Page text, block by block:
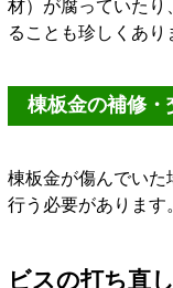
材）が腐っていたり
ることも珍しくあり
棟板金の補修・
棟板金が傷んでいた
行う必要があります
ビスの打ち直